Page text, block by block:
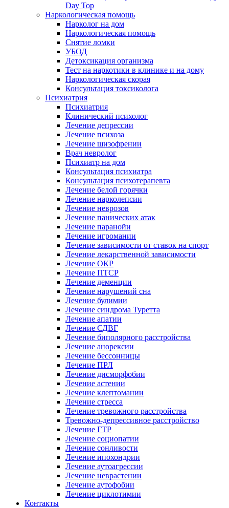
Day Top
Наркологическая помощь
Нарколог на дом
Наркологическая помощь
Снятие ломки
УБОД
Детоксикация организма
Тест на наркотики в клинике и на дому
Наркологическая скорая
Консультация токсиколога
Психиатрия
Психиатрия
Клинический психолог
Лечение депрессии
Лечение психоза
Лечение шизофрении
Врач невролог
Психиатр на дом
Консультация психиатра
Консультация психотерапевта
Лечение белой горячки
Лечение нарколепсии
Лечение неврозов
Лечение панических атак
Лечение паранойи
Лечение игромании
Лечение зависимости от ставок на спорт
Лечение лекарственной зависимости
Лечение ОКР
Лечение ПТСР
Лечение деменции
Лечение нарушений сна
Лечение булимии
Лечение синдрома Туретта
Лечение апатии
Лечение СДВГ
Лечение биполярного расстройства
Лечение анорексии
Лечение бессонницы
Лечение ПРЛ
Лечение дисморфобии
Лечение астении
Лечение клептомании
Лечение стресса
Лечение тревожного расстройства
Тревожно-депрессивное расстройство
Лечение ГТР
Лечение социопатии
Лечение сонливости
Лечение ипохондрии
Лечение аутоагрессии
Лечение неврастении
Лечение аутофобии
Лечение циклотимии
Контакты